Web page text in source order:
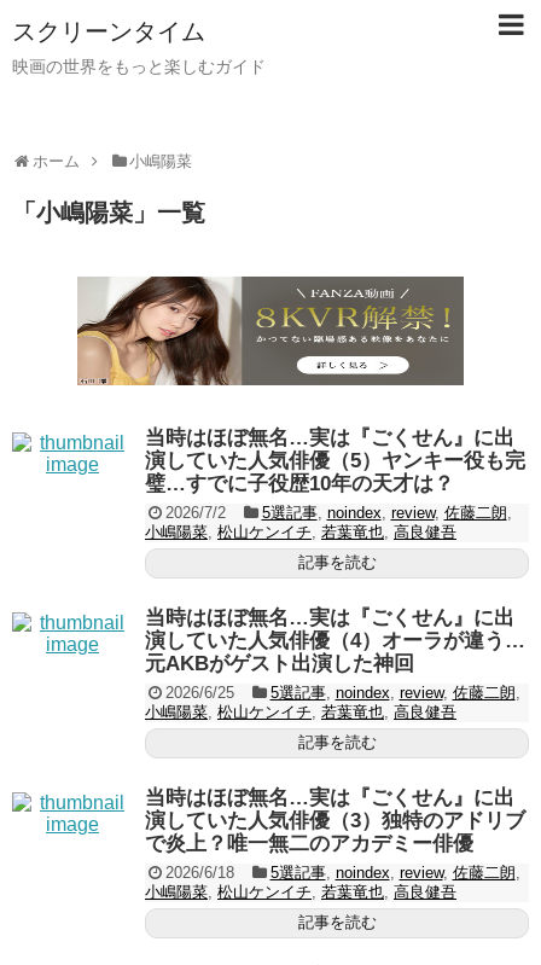
スクリーンタイム
映画の世界をもっと楽しむガイド
ホーム 小嶋陽菜
「 小嶋陽菜 」 一覧
当時はほぼ無名…実は『ごくせん』に出
演していた人気俳優（5）ヤンキー役も完
璧…すでに子役歴10年の天才は？
2026/7/2 5選記事, noindex, review, 佐藤二朗,
小嶋陽菜, 松山ケンイチ, 若葉竜也, 高良健吾
記事を読む
当時はほぼ無名…実は『ごくせん』に出
演していた人気俳優（4）オーラが違う…
元AKBがゲスト出演した神回
2026/6/25 5選記事, noindex, review, 佐藤二朗,
小嶋陽菜, 松山ケンイチ, 若葉竜也, 高良健吾
記事を読む
当時はほぼ無名…実は『ごくせん』に出
演していた人気俳優（3）独特のアドリブ
で炎上？唯一無二のアカデミー俳優
2026/6/18 5選記事, noindex, review, 佐藤二朗,
小嶋陽菜, 松山ケンイチ, 若葉竜也, 高良健吾
記事を読む